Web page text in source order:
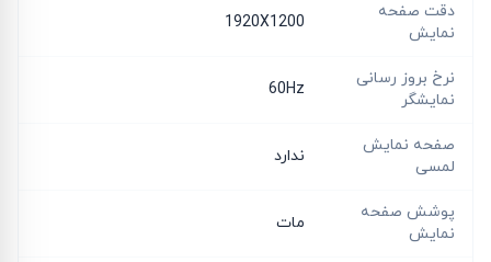
دقت صفحه
نمایش
1920X1200
نرخ بروز رسانی
نمایشگر
60Hz
صفحه نمایش
لمسی
ندارد
پوشش صفحه
نمایش
مات